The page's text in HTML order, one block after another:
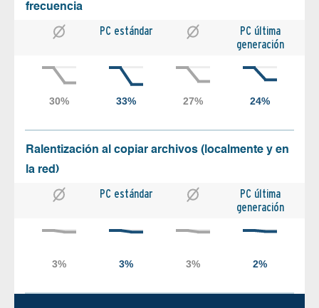
frecuencia
PC estándar
PC última
generación
Ralentización al copiar archivos (localmente y en
la red)
PC estándar
PC última
generación